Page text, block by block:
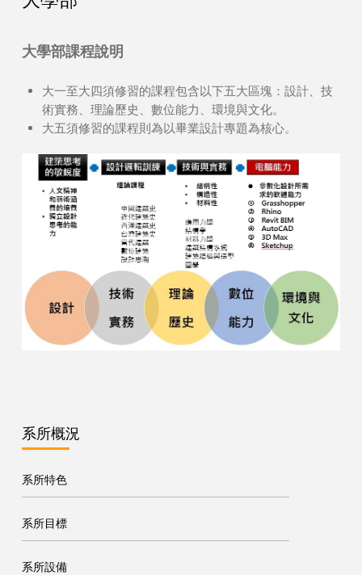
大學部課程說明
大一至大四須修習的課程包含以下五大區塊：設計、技
術實務、理論歷史、數位能力、環境與文化。
大五須修習的課程則為以畢業設計專題為核心。
系所概況
系所特色
系所目標
系所設備